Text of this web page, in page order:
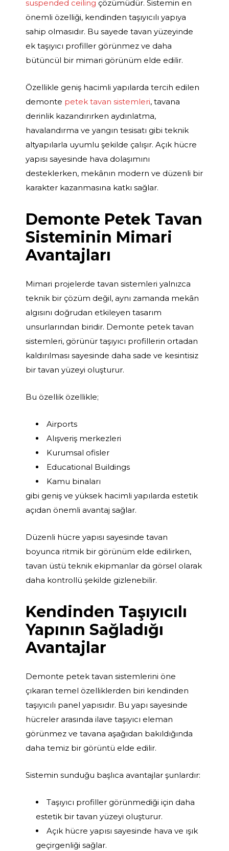
suspended ceiling çözümüdür. Sistemin en
önemli özelliği, kendinden taşıyıcılı yapıya
sahip olmasıdır. Bu sayede tavan yüzeyinde
ek taşıyıcı profiller görünmez ve daha
bütüncül bir mimari görünüm elde edilir.
Özellikle geniş hacimli yapılarda tercih edilen
demonte petek tavan sistemleri, tavana
derinlik kazandırırken aydınlatma,
havalandırma ve yangın tesisatı gibi teknik
altyapılarla uyumlu şekilde çalışır. Açık hücre
yapısı sayesinde hava dolaşımını
desteklerken, mekânın modern ve düzenli bir
karakter kazanmasına katkı sağlar.
Demonte Petek Tavan
Sisteminin Mimari
Avantajları
Mimari projelerde tavan sistemleri yalnızca
teknik bir çözüm değil, aynı zamanda mekân
algısını doğrudan etkileyen tasarım
unsurlarından biridir. Demonte petek tavan
sistemleri, görünür taşıyıcı profillerin ortadan
kaldırılması sayesinde daha sade ve kesintisiz
bir tavan yüzeyi oluşturur.
Bu özellik özellikle;
Airports
Alışveriş merkezleri
Kurumsal ofisler
Educational Buildings
Kamu binaları
gibi geniş ve yüksek hacimli yapılarda estetik
açıdan önemli avantaj sağlar.
Düzenli hücre yapısı sayesinde tavan
boyunca ritmik bir görünüm elde edilirken,
tavan üstü teknik ekipmanlar da görsel olarak
daha kontrollü şekilde gizlenebilir.
Kendinden Taşıyıcılı
Yapının Sağladığı
Avantajlar
Demonte petek tavan sistemlerini öne
çıkaran temel özelliklerden biri kendinden
taşıyıcılı panel yapısıdır. Bu yapı sayesinde
hücreler arasında ilave taşıyıcı eleman
görünmez ve tavana aşağıdan bakıldığında
daha temiz bir görüntü elde edilir.
Sistemin sunduğu başlıca avantajlar şunlardır:
Taşıyıcı profiller görünmediği için daha
estetik bir tavan yüzeyi oluşturur.
Açık hücre yapısı sayesinde hava ve ışık
geçirgenliği sağlar.